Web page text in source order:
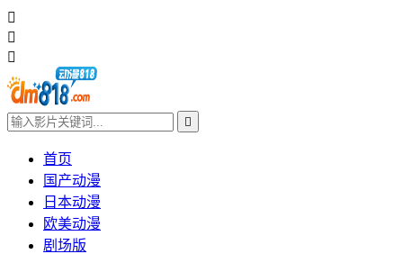




首页
国产动漫
日本动漫
欧美动漫
剧场版